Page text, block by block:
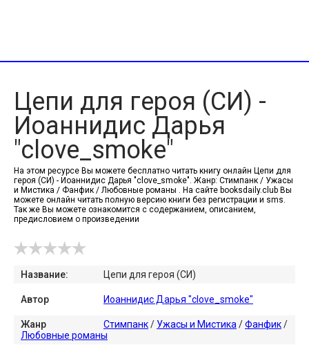
Цепи для героя (СИ) -
Иоаннидис Дарья
"clove_smoke"
На этом ресурсе Вы можете бесплатно читать книгу онлайн Цепи для
героя (СИ) - Иоаннидис Дарья "clove_smoke". Жанр: Стимпанк / Ужасы
и Мистика / Фанфик / Любовные романы . На сайте booksdaily.club Вы
можете онлайн читать полную версию книги без регистрации и sms.
Так же Вы можете ознакомится с содержанием, описанием,
предисловием о произведении
Название: Цепи для героя (СИ)
Автор Иоаннидис Дарья "clove_smoke"
Жанр Стимпанк/ Ужасы и Мистика /Фанфик/
Любовные романы